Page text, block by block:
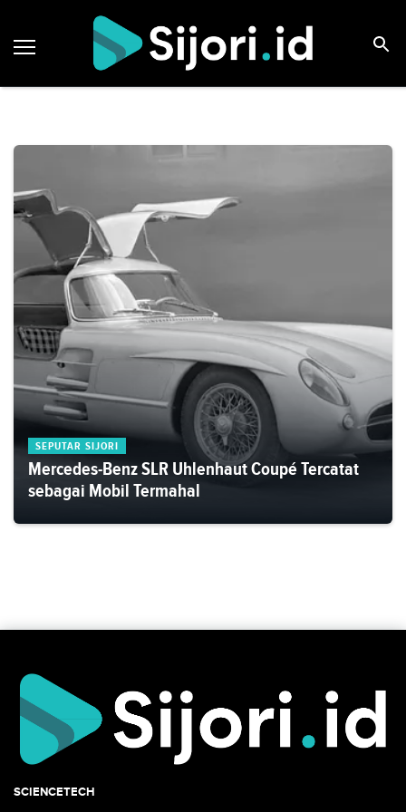
SEPUTAR SIJORI
Mercedes-Benz SLR Uhlenhaut Coupé Tercatat
sebagai Mobil Termahal
SCIENCETECH